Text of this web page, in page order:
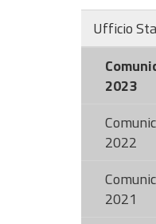
Ufficio
2023
2022
2021